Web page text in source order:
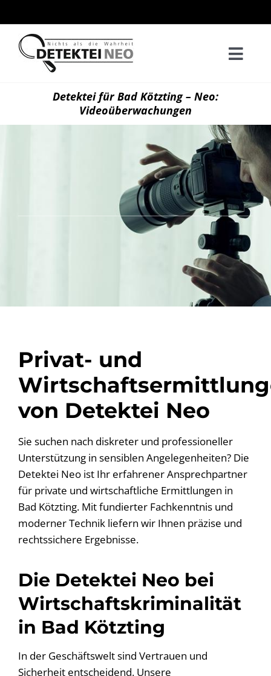
Inhalt
springen
Detektei für Bad Kötzting – Neo:
Videoüberwachungen
Privat- und
von Detektei Neo
Sie suchen nach diskreter und professioneller
Unterstützung in sensiblen Angelegenheiten? Die
Detektei Neo ist Ihr erfahrener Ansprechpartner
für private und wirtschaftliche Ermittlungen in
Bad Kötzting. Mit fundierter Fachkenntnis und
moderner Technik liefern wir Ihnen präzise und
rechtssichere Ergebnisse.
Die Detektei Neo bei
Wirtschaftskriminalität
in Bad Kötzting
In der Geschäftswelt sind Vertrauen und
Sicherheit entscheidend. Unsere